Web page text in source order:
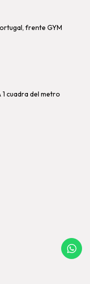
frente GYM
1 cuadra del metro